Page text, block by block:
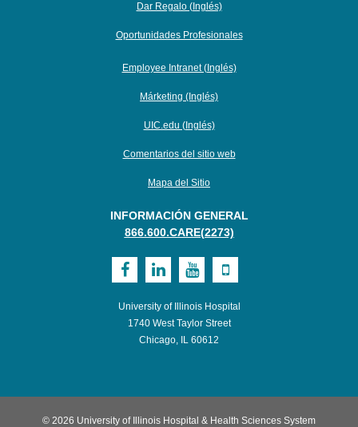
Dar Regalo (Inglés)
Oportunidades Profesionales
Employee Intranet (Inglés)
Márketing (Inglés)
UIC.edu (Inglés)
Comentarios del sitio web
Mapa del Sitio
INFORMACIÓN GENERAL
866.600.CARE(2273)
Visit
Health
on
Visit
Health
on
Visit
Health
on
Visit
Health
University of Illinois Hospital
1740 West Taylor Street
Chicago, IL 60612
© 2026 University of Illinois Hospital & Health Sciences System